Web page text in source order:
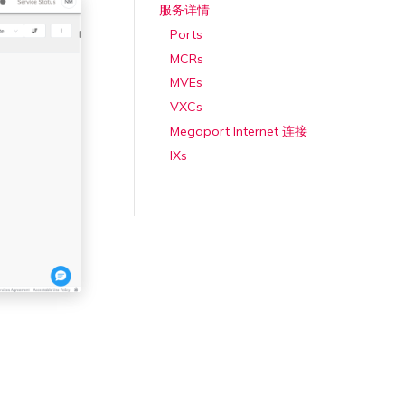
服务详情
Ports
MCRs
MVEs
VXCs
Megaport Internet 连接
IXs